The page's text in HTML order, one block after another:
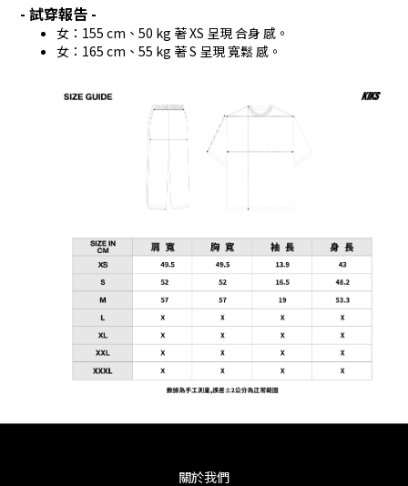
- 試穿報告 -
女：155 cm、50 kg 著 XS 呈現 合身 感。
女：165 cm、55 kg 著 S 呈現 寬鬆 感。
關於我們